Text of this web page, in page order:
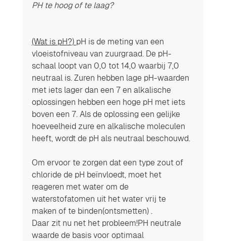
PH te hoog of te laag?
(Wat is pH?) pH is de meting van een
vloeistofniveau van zuurgraad. De pH-
schaal loopt van 0,0 tot 14,0 waarbij 7,0
neutraal is. Zuren hebben lage pH-waarden
met iets lager dan een 7 en alkalische
oplossingen hebben een hoge pH met iets
boven een 7. Als de oplossing een gelijke
hoeveelheid zure en alkalische moleculen
heeft, wordt de pH als neutraal beschouwd.
Om ervoor te zorgen dat een type zout of
chloride de pH beïnvloedt, moet het
reageren met water om de
waterstofatomen uit het water vrij te
maken of te binden(ontsmetten) .
Daar zit nu net het probleem!PH neutrale
waarde de basis voor optimaal